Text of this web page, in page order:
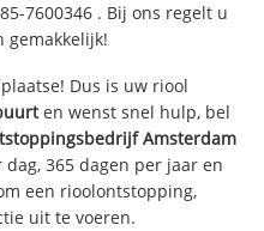
7600346 . Bij ons regelt u
gemakkelijk!
Dus is uw riool
en wenst snel hulp, bel
Amsterdam
365 dagen per jaar en
een rioolontstopping,
uit te voeren.